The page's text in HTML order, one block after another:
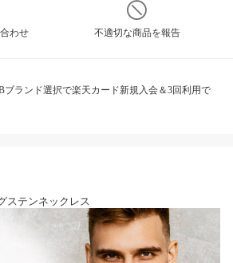
わせ 不適切な商品を報告
ブランド選択で楽天カード新規入会＆3回利用で
ステンネックレス